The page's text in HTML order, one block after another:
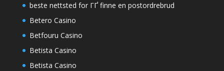
beste nettsted for ГҐ finne en postordrebrud
Betero Casino
Betfouru Casino
Betista Casino
Betista Casino